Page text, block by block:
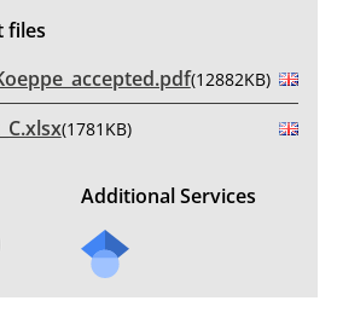
files
(12882KB)
(1781KB)
Additional Services